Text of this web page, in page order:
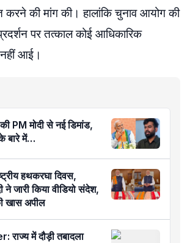
करने की मांग की। हालांकि चुनाव आयोग की
पर तत्काल कोई आधिकारिक
नहीं आई।
PM मोदी से नई डिमांड,
बारे में…
हथकरघा दिवस,
ने जारी किया वीडियो संदेश,
खास अपील
में दौड़ी तबादला